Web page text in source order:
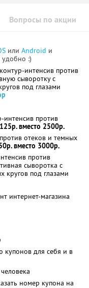
Вопросы по акции
или Android и
удобно :)
интенсив против
сыворотку с
под глазами
интенсив против
вместо 2500р.
против отеков и темных
вместо 3000р.
против
сыворотка с
кругов под глазами
интернет-магазина
купонов для себя и в
номер купона на